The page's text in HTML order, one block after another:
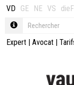
VD GE NE VS
Expert | Avocat |